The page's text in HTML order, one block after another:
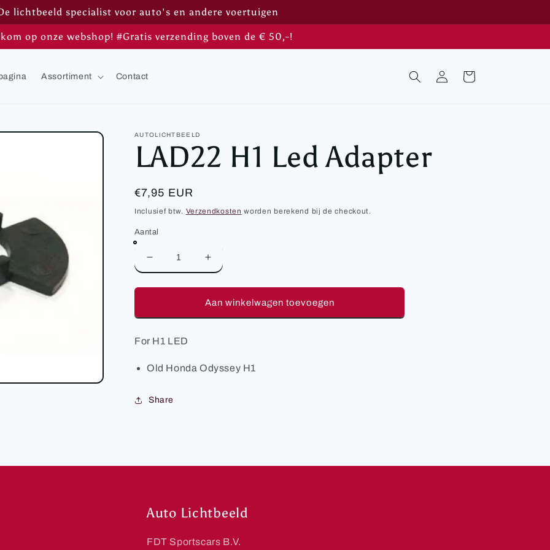
lichtbeeld specialist voor auto's en andere voertuigen
op onze webshop! #Gratis verzending boven de € 50,-!
Assortiment Contact InloggenWinkelwagen
AUTOLICHTBEELD
LAD22 H1 Led Adapter
Normale
prijs
€7,95 EUR
Inclusief btw. Verzendkosten worden berekend bij de checkout.
Aantal
Aantal
verlagen
voor
Adapter
Aantal
verhogen
voor
LAD22
Aan winkelwagen toevoegen
For H1 LED
Old Honda Odyssey H1
Share
Auto Lichtbeeld
FDT Sportscars B.V.